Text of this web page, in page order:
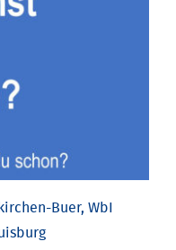
Buer, WbI